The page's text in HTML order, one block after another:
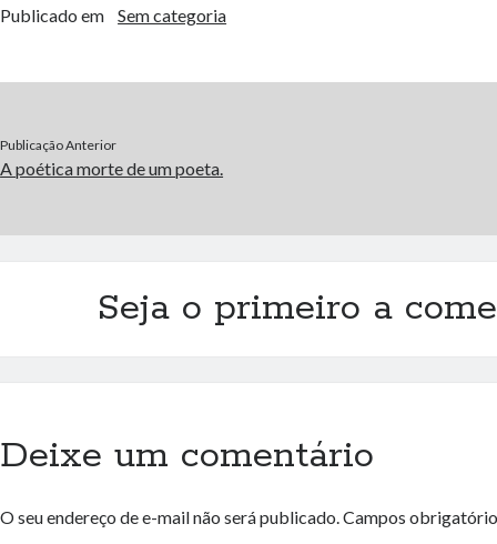
Publicado em Sem categoria
Publicação Anterior
A poética morte de um poeta.
Seja o primeiro a
Deixe um comentário
O seu endereço de e-mail não será publicado.Campos